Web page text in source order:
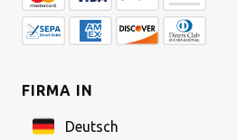
FIRMA IN
Deutsch